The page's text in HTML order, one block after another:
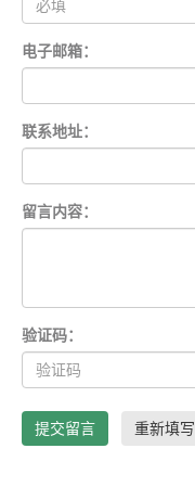
电子邮箱：
联系地址：
留言内容：
验证码：
提交留言 重新填写